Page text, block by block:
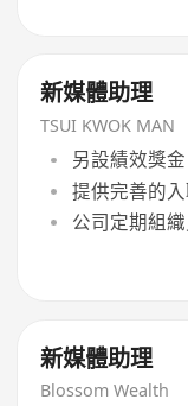
新媒體助理
TSUI KWOK MAN
另設績效獎
提供完善的
公司定期組
新媒體助理
Blossom Wealth